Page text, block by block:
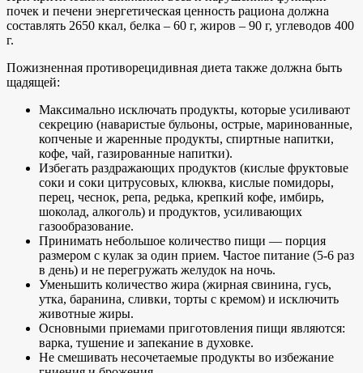
почек и печени энергетическая ценность рациона должна
составлять 2650 ккал, белка – 60 г, жиров – 90 г, углеводов 400
г.
Пожизненная противорецидивная диета также должна быть
щадящей:
Максимально исключать продукты, которые усиливают
секрецию (наваристые бульоны, острые, маринованные,
копченые и жаренные продукты, спиртные напитки,
кофе, чай, газированные напитки).
Избегать раздражающих продуктов (кислые фруктовые
соки и соки цитрусовых, клюква, кислые помидоры,
перец, чеснок, репа, редька, крепкий кофе, имбирь,
шоколад, алкоголь) и продуктов, усиливающих
газообразование.
Принимать небольшое количество пищи — порция
размером с кулак за один прием. Частое питание (5-6 раз
в день) и не перегружать желудок на ночь.
Уменьшить количество жира (жирная свинина, гусь,
утка, баранина, сливки, торты с кремом) и исключить
животные жиры.
Основными приемами приготовления пищи являются:
варка, тушение и запекание в духовке.
Не смешивать несочетаемые продукты во избежание